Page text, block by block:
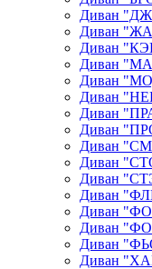
Диван
Диван
Диван
Диван
Диван
Диван
Диван
Диван
Диван
Диван
Диван
Диван
Диван
Диван
Диван
Диван